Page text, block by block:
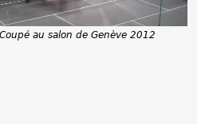
au salon de Genève 2012